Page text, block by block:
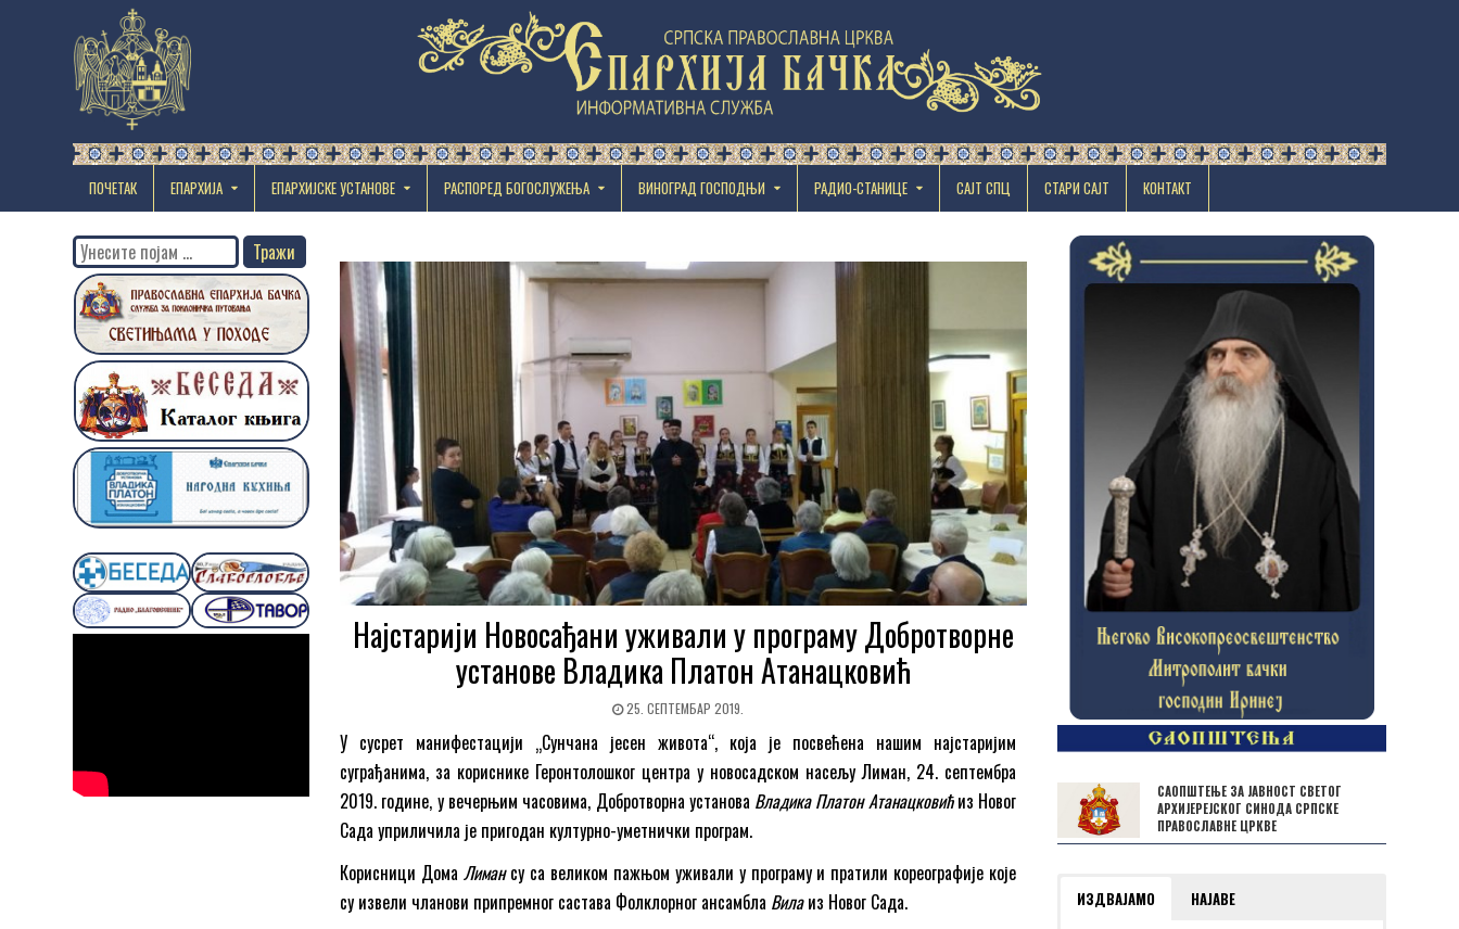
ПОЧЕТАК ЕПАРХИЈА EПАРХИЈСКЕ УСТАНОВЕ РАСПОРЕД БОГОСЛУЖЕЊА ВИНОГРАД ГОСПОДЊИ РАДИО-СТАНИЦЕ САЈТ СПЦ СТАРИ САЈТ КОНТАКТ
Најстарији Новосађани уживали у програму Добротворне
установе Владика Платон Атанацковић
25. СЕПТЕМБАР 2019.
У сусрет манифестацији „Сунчана јесен живота“, која је посвећена нашим најстаријим
суграђанима, за кориснике Геронтолошког центра у новосадском насељу Лиман, 24. септембра
2019. годинe, у вечерњим часовима, Добротворна установа Владика Платон Атанацковићиз Новог
Сада уприличила је пригодан културно-уметнички програм.
Корисници Дома Лимансу са великом пажњом уживали у програму и пратили кореографије које
су извели чланови припремног састава Фолклорног ансамбла Вилаиз Новог Сада.
Search
for:
САОПШТЕЊЕ ЗА ЈАВНОСТ СВЕТОГ
АРХИЈЕРЕЈСКОГ СИНОДА СРПСКЕ
ПРАВОСЛАВНЕ ЦРКВЕ
ИЗДВАЈАМО НАЈАВЕ